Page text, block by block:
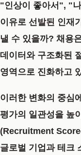
"인상이 좋아서", "
이유로 선발된 인재
낼 수 있을까? 채용
데이터와 구조화된
영역으로 진화하고
이러한 변화의 중심
평가의 일관성을 높
(Recruitment
글로벌 기업과 테크